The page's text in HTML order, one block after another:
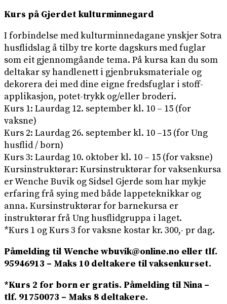
Kurs på Gjerdet kulturminnegard
I forbindelse med kulturminnedagane ynskjer Sotra
husflidslag å tilby tre korte dagskurs med fuglar
som eit gjennomgåande tema. På kursa kan du som
deltakar sy handlenett i gjenbruksmateriale og
dekorera dei med dine eigne fredsfuglar i stoff-
applikasjon, potet-trykk og/eller broderi.
Kurs 1: Laurdag 12. september kl. 10 – 15 (for
vaksne)
Kurs 2: Laurdag 26. september kl. 10 –15 (for Ung
husflid / born)
Kurs 3: Laurdag 10. oktober kl. 10 – 15 (for vaksne)
Kursinstruktørar: Kursinstruktørar for vaksenkursa
er Wenche Buvik og Sidsel Gjerde som har mykje
erfaring frå sying med både lappeteknikkar og
anna. Kursinstruktørar for barnekursa er
instruktørar frå Ung husflidgruppa i laget.
*Kurs 1 og Kurs 3 for vaksne kostar kr. 300,- pr dag.
Påmelding til Wenche wbuvik@online.no eller tlf.
95946913 – Maks 10 deltakere til vaksenkurset.
*Kurs 2 for born er gratis. Påmelding til Nina –
tlf. 91750073 – Maks 8 deltakere.